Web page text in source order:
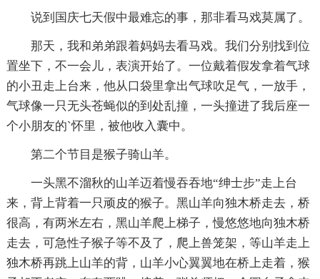
说到国庆七天假中最难忘的事，那非看马戏莫属了。
那天，我和弟弟跟着妈妈去看马戏。我们分别找到位
置坐下，不一会儿，表演开始了。一位戴着假发拿着气球
的小丑走上台来，他从口袋里拿出气球吹足气，一放手，
气球像一只无头苍蝇似的到处乱撞，一头撞进了我后座一
个小朋友的`怀里，被他收入囊中。
第二个节目是猴子骑山羊。
一头黑不溜秋的山羊迈着慢吞吞地“绅士步”走上台
来，背上背着一只顽皮的猴子。黑山羊向独木桥走去，桥
很高，有两米左右，黑山羊爬上梯子，慢悠悠地向独木桥
走去，可急性子猴子等不及了，爬上兽笼架，等山羊走上
独木桥再跳上山羊的背，山羊小心翼翼地在桥上走着，猴